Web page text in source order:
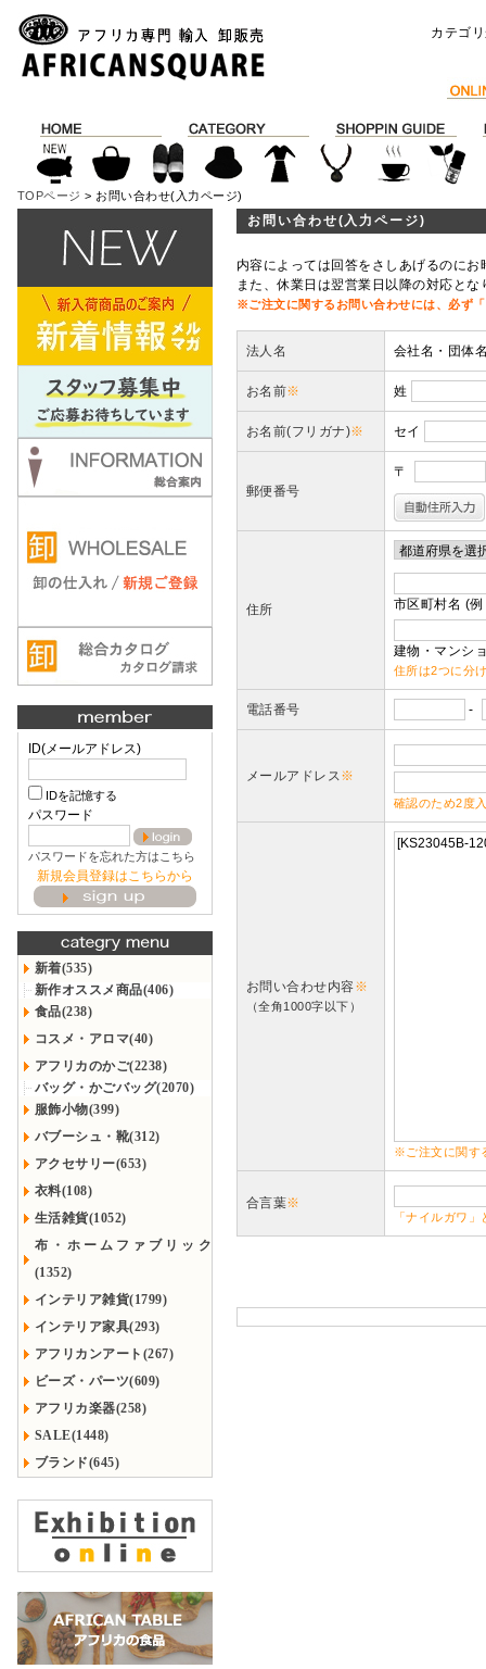
カテゴ
TOPページ > お問い合わせ(入力ページ)
ID(メールアドレス)
IDを記憶する
パスワード
パスワードを忘れた方はこちら
新規会員登録はこちらから
新着(535)
新作オススメ商品(406)
食品(238)
コスメ・アロマ(40)
アフリカのかご(2238)
バッグ・かごバッグ(2070)
服飾小物(399)
バブーシュ・靴(312)
アクセサリー(653)
衣料(108)
生活雑貨(1052)
布・ホームファブリック
(1352)
インテリア雑貨(1799)
インテリア家具(293)
アフリカンアート(267)
ビーズ・パーツ(609)
アフリカ楽器(258)
SALE(1448)
ブランド(645)
お問い合わせ(入力ページ)
内容によっては回答をさしあげるのに
また、休業日は翌営業日以降の対応と
※ご注文に関するお問い合わせには、必ず
法人名 会社名・団体
お名前※ 姓
お名前(フリガナ)※ セイ
郵便番号
〒
住所 市区町村名 (
建物・マンシ
住所は2つに分
電話番号 -
メールアドレス※
確認のため2度
お問い合わせ内容※
（全角1000字以下）
※ご注文に関す
合言葉※
「ナイルガワ